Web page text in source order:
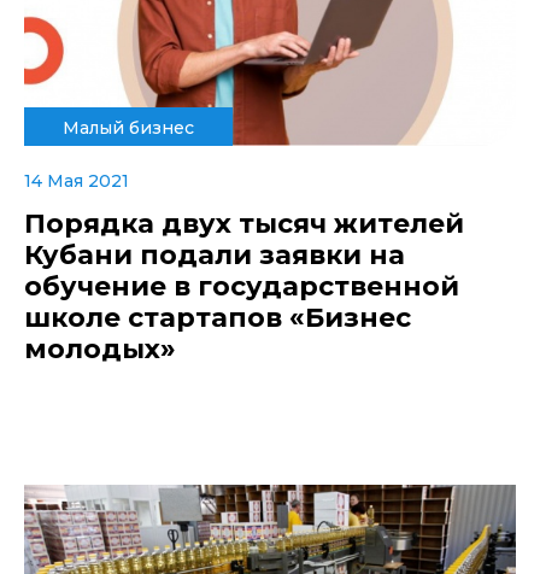
Малый бизнес
14 Мая 2021
Порядка двух тысяч жителей
Кубани подали заявки на
обучение в государственной
школе стартапов «Бизнес
молодых»